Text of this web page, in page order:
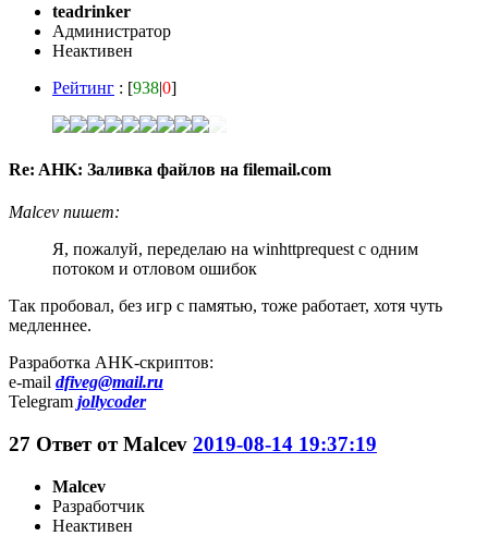
teadrinker
Администратор
Неактивен
Рейтинг : [938|0]
Re: AHK: Заливка файлов на filemail.com
Malcev пишет:
Я, пожалуй, переделаю на winhttprequest с одним
потоком и отловом ошибок
Так пробовал, без игр с памятью, тоже работает, хотя чуть
медленнее.
Разработка AHK-скриптов:
e-mail dfiveg@mail.ru
Telegram jollycoder
27 Ответ отMalcev 2019-08-14 19:37:19
Malcev
Разработчик
Неактивен